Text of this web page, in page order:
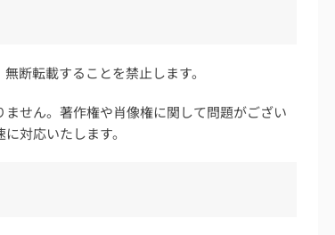
断転載することを禁止します。
せん。著作権や肖像権に関して問題がござい
対応いたします。